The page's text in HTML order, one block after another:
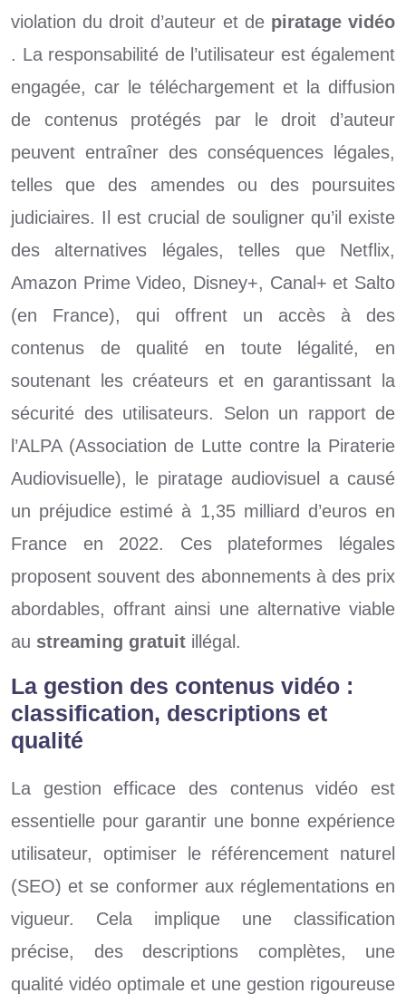
violation du droit d’auteur et de piratage vidéo
. La responsabilité de l’utilisateur est également
engagée, car le téléchargement et la diffusion
de contenus protégés par le droit d’auteur
peuvent entraîner des conséquences légales,
telles que des amendes ou des poursuites
judiciaires. Il est crucial de souligner qu’il existe
des alternatives légales, telles que Netflix,
Amazon Prime Video, Disney+, Canal+ et Salto
(en France), qui offrent un accès à des
contenus de qualité en toute légalité, en
soutenant les créateurs et en garantissant la
sécurité des utilisateurs. Selon un rapport de
l’ALPA (Association de Lutte contre la Piraterie
Audiovisuelle), le piratage audiovisuel a causé
un préjudice estimé à 1,35 milliard d’euros en
France en 2022. Ces plateformes légales
proposent souvent des abonnements à des prix
abordables, offrant ainsi une alternative viable
au streaming gratuit illégal.
La gestion des contenus vidéo :
classification, descriptions et
qualité
La gestion efficace des contenus vidéo est
essentielle pour garantir une bonne expérience
utilisateur, optimiser le référencement naturel
(SEO) et se conformer aux réglementations en
vigueur. Cela implique une classification
précise, des descriptions complètes, une
qualité vidéo optimale et une gestion rigoureuse